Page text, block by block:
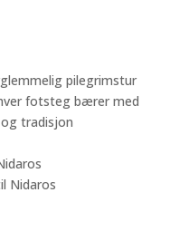
pilegrimstur
fotsteg bærer med
tradisjon